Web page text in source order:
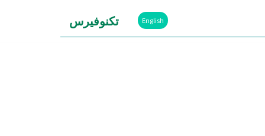
English تكنوفيرس